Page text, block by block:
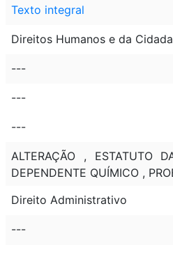
Texto integral
Direitos Humanos e da
---
---
---
ALTERAÇÃO , ESTATUTO
DEPENDENTE QUÍMICO ,
Direito Administrativo
---